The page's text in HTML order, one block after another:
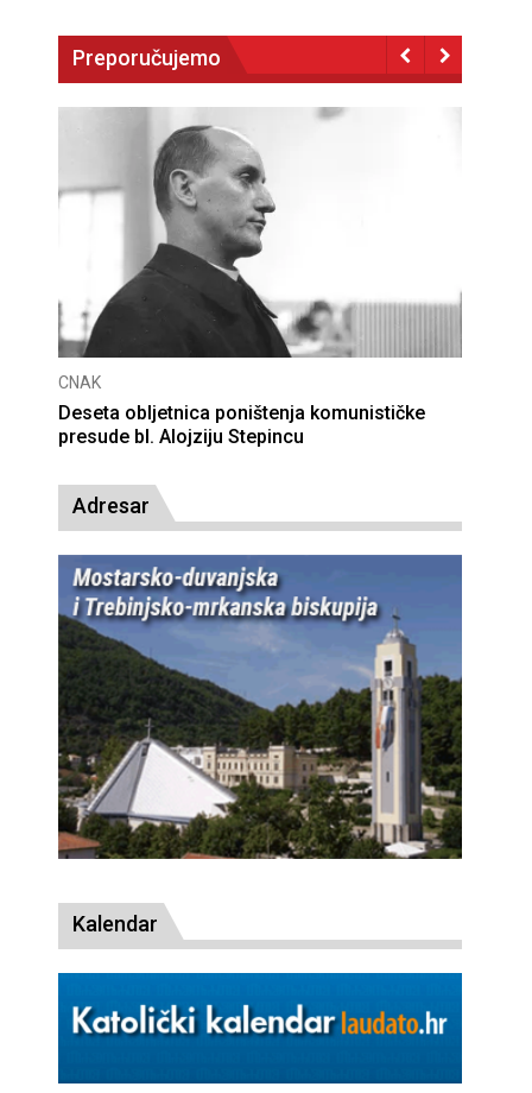
Preporučujemo
Deseta obljetnica poništenja komunističke
presude bl. Alojziju Stepincu
Adresar
Kalendar